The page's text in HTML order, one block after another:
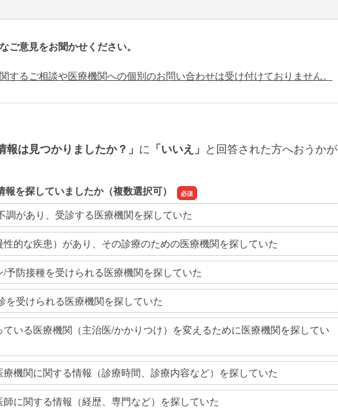
ご意見をお聞かせください。
するご相談や医療機関への個別のお問い合わせは受け付けておりません。
報は見つかりましたか？」 に 「いいえ」 と回答された方へおうかが
報を探していましたか（複数選択可）
調があり、受診する医療機関を探していた
性的な疾患）があり、その診療のための医療機関を探していた
/予防接種を受けられる医療機関を探していた
を受けられる医療機関を探していた
ている医療機関（主治医/かかりつけ）を変えるために医療機関を探してい
療機関に関する情報（診療時間、診療内容など）を探していた
師に関する情報（経歴、専門など）を探していた